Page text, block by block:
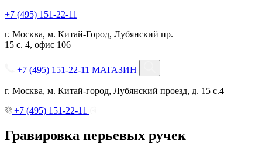
+7 (495) 151-22-11
г. Москва, м. Китай-Город, Лубянский пр.
15 с. 4, офис 106
+7 (495) 151-22-11 МАГАЗИН
г. Москва, м. Китай-город, Лубянский проезд, д. 15 с.4
+7 (495) 151-22-11
Гравировка перьевых ручек